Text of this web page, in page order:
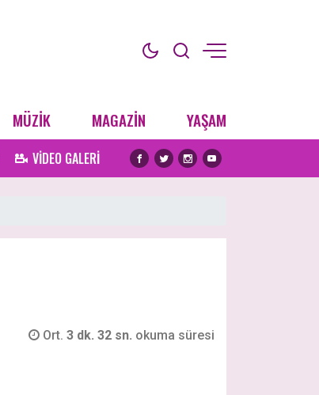
MÜZİK MAGAZİN YAŞAM
VİDEO GALERİ
Ort. 3 dk. 32 sn. okuma süresi